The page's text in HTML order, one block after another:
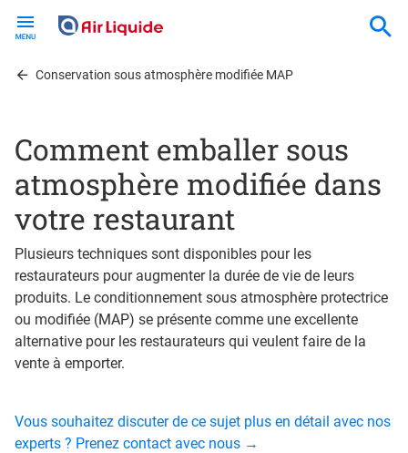
contentConservation sous atmosphère modifiée MAP
Comment emballer sous
atmosphère modifiée dans
votre restaurant
Plusieurs techniques sont disponibles pour les
restaurateurs pour augmenter la durée de vie de leurs
produits. Le conditionnement sous atmosphère protectrice
ou modifiée (MAP) se présente comme une excellente
alternative pour les restaurateurs qui veulent faire de la
vente à emporter.
Vous souhaitez discuter de ce sujet plus en détail avec nos
experts ? Prenez contact avec nous →